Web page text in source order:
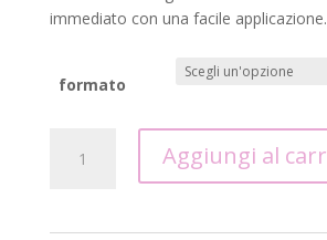
immediato con una facile applicazione.
formato
LINFA+
Aggiungi al